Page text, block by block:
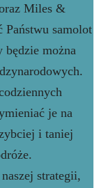
Miles &
Państwu samolot
będzie można
je na
i taniej
strategii,